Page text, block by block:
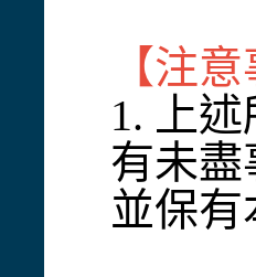
【注意
1. 上
有未
並保